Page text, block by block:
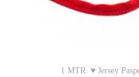
1 MTR. ♥ Jersey